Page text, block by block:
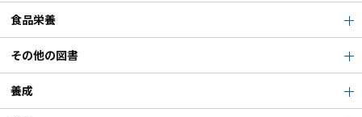
食品栄養
その他の図書
養成